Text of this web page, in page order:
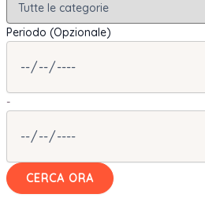
Periodo (Opzionale)
-
CERCA ORA